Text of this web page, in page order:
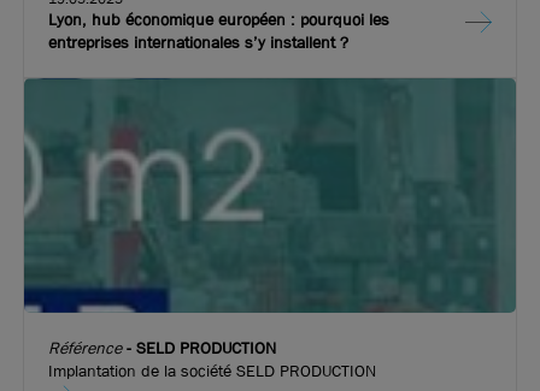
Ne ratez aucune offre !
mail des nouvelles annonces
Activer l'alerte
Lyon, hub économique européen : pourquoi les
entreprises internationales s’y installent ?
Référence- SELD PRODUCTION
Implantation de la société SELD PRODUCTION